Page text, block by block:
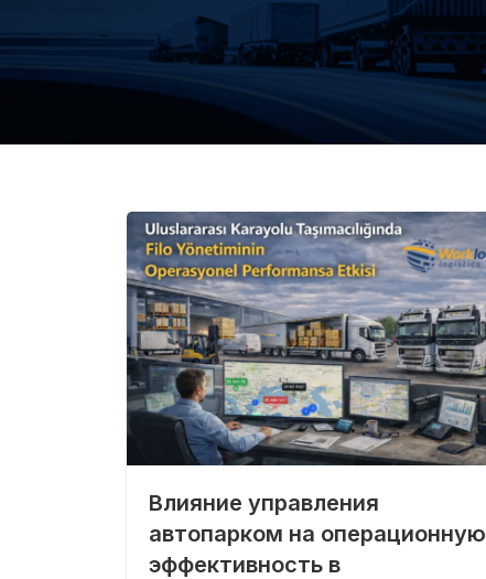
Влияние управления
автопарком на операционную
эффективность в